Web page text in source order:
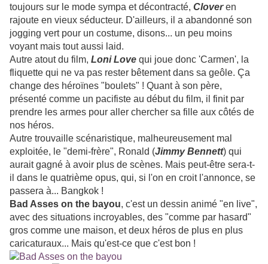
toujours sur le mode sympa et décontracté, Cloveren
rajoute en vieux séducteur. D'ailleurs, il a abandonné son
jogging vert pour un costume, disons... un peu moins
voyant mais tout aussi laid.
Autre atout du film, Loni Love qui joue donc 'Carmen', la
fliquette qui ne va pas rester bêtement dans sa geôle. Ça
change des héroïnes "boulets" ! Quant à son père,
présenté comme un pacifiste au début du film, il finit par
prendre les armes pour aller chercher sa fille aux côtés de
nos héros.
Autre trouvaille scénaristique, malheureusement mal
exploitée, le "demi-frère", Ronald (Jimmy Bennett) qui
aurait gagné à avoir plus de scènes. Mais peut-être sera-t-
il dans le quatrième opus, qui, si l'on en croit l'annonce, se
passera à... Bangkok !
Bad Asses on the bayou, c'est un dessin animé "en live",
avec des situations incroyables, des "comme par hasard"
gros comme une maison, et deux héros de plus en plus
caricaturaux... Mais qu'est-ce que c'est bon !